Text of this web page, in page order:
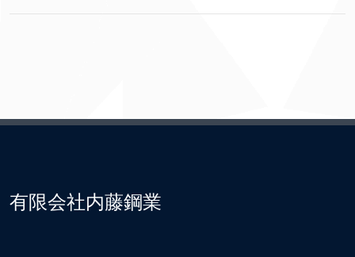
有限会社内藤鋼業